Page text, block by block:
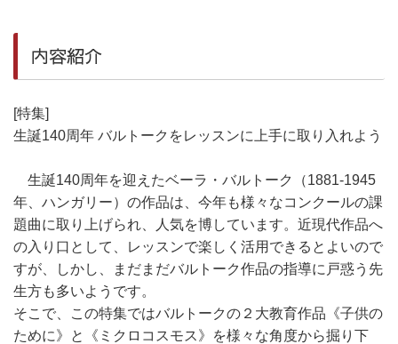
内容紹介
[特集]
生誕140周年 バルトークをレッスンに上手に取り入れよう
生誕140周年を迎えたベーラ・バルトーク（1881-1945
年、ハンガリー）の作品は、今年も様々なコンクールの課
題曲に取り上げられ、人気を博しています。近現代作品へ
の入り口として、レッスンで楽しく活用できるとよいので
すが、しかし、まだまだバルトーク作品の指導に戸惑う先
生方も多いようです。
そこで、この特集ではバルトークの２大教育作品《子供の
ために》と《ミクロコスモス》を様々な角度から掘り下